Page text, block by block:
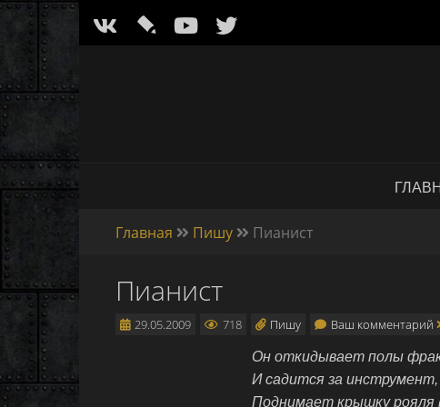
l
Главная Пишу Пианист
Пианист
29.05.2009 718 Пишу Ваш комментарий
Он откидывает полы
И садится за инструмент,
Поднимает крышку рояля